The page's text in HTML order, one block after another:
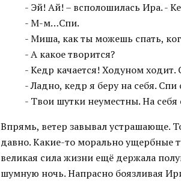
- Эй! Ай! – всполошилась Ира. -
- М-м…Спи.
- Миша, как ты можешь спать,
- А какое творится?
- Кедр качается! Ходуном ходит.
- Ладно, кедр я беру на себя. Спи
- Твои шутки неуместны. На
Впрямь, ветер завывал устрашающе.
давно. Какие-то морально ущербные
великая сила жизни ещё держала
шумную ночь. Напрасно боязливая